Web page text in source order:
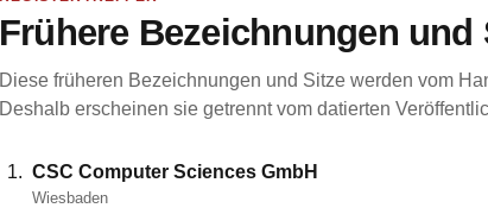
Frühere Bezeichnungen und
Diese früheren Bezeichnungen und Sitze werden vom
Deshalb erscheinen sie getrennt vom datierten
CSC Computer Sciences GmbH
Wiesbaden